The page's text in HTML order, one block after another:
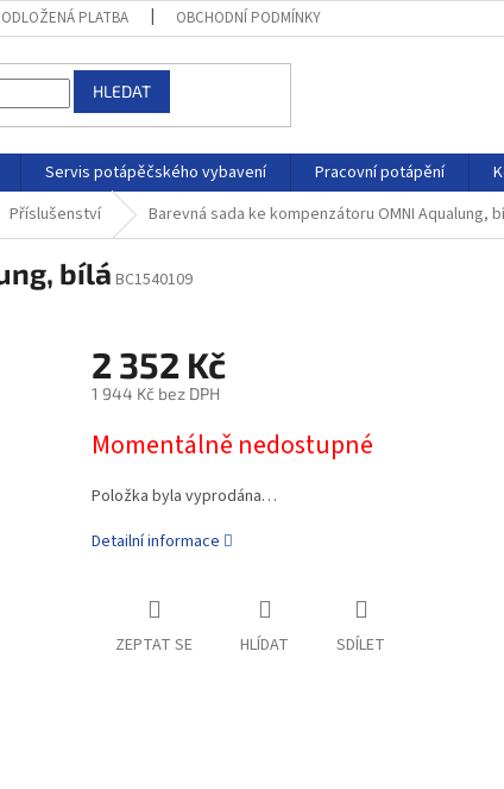
PLATBA OBCHODNÍ PODMÍNKY PODMÍNKY
HLEDAT
Servis potápěčského vybavení Pracovní potápění
Příslušenství Barevná sada ke kompenzátoru OMNI Aqualung,
bílá BC1540109
2 352 Kč
1 944 Kč bez DPH
Momentálně nedostupné
Položka byla vyprodána…
Detailní informace
ZEPTAT SE HLÍDAT SDÍLET